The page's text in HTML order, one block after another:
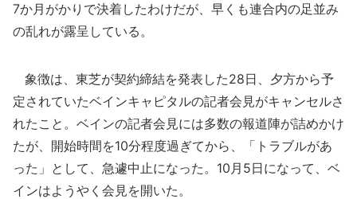
7か月がかりで決着したわけだが、早くも連合内の足並み
の乱れが露呈している。
象徴は、東芝が契約締結を発表した28日、夕方から予
定されていたベインキャピタルの記者会見がキャンセルさ
れたこと。ベインの記者会見には多数の報道陣が詰めかけ
たが、開始時間を10分程度過ぎてから、「トラブルがあ
った」として、急遽中止になった。10月5日になって、ベ
インはようやく会見を開いた。